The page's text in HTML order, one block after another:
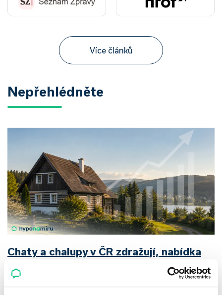
Více článků
Nepřehlédněte
Chaty a chalupy v ČR zdražují, nabídka
klesá a trh zrychluje
Český trh rekreačních nemovitostí letos ukazuje nečekanou